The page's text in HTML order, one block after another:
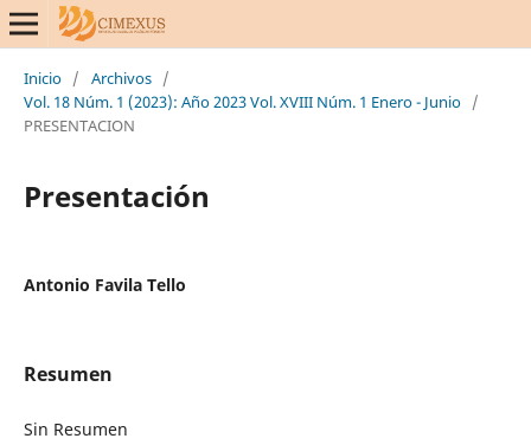
Inicio / Archivos /
Vol. 18 Núm. 1 (2023): Año 2023 Vol. XVIII Núm. 1 Enero - Junio /
PRESENTACION
Presentación
Antonio Favila Tello
Resumen
Sin Resumen